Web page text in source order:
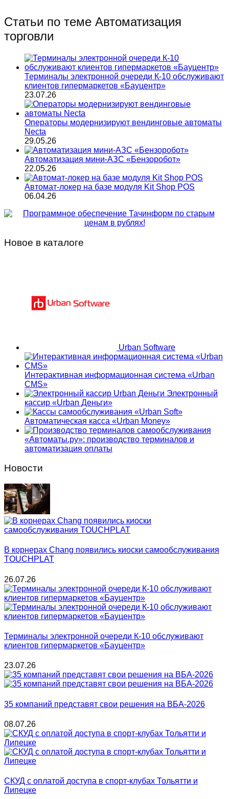
Статьи по теме Автоматизация
торговли
Терминалы электронной очереди К-10 обслуживают
клиентов гипермаркетов «Бауцентр»
23.07.26
Операторы модернизируют вендинговые автоматы
Necta
29.05.26
Автоматизация мини-АЗС «Бензоробот»
22.05.26
Автомат-локер на базе модуля Kit Shop POS
06.04.26
Новое в каталоге
Urban Software
Интерактивная информационная система «Urban
CMS»
Электронный
кассир «Urban Деньги»
Автоматическая касса «Urban Money»
«Автоматы.ру»: производство терминалов и
автоматизация оплаты
Новости
В корнерах Chang появились киоски самообслуживания
TOUCHPLAT
26.07.26
Терминалы электронной очереди К-10 обслуживают
клиентов гипермаркетов «Бауцентр»
23.07.26
35 компаний представят свои решения на ВБА-2026
08.07.26
СКУД с оплатой доступа в спорт-клубах Тольятти и
Липецке